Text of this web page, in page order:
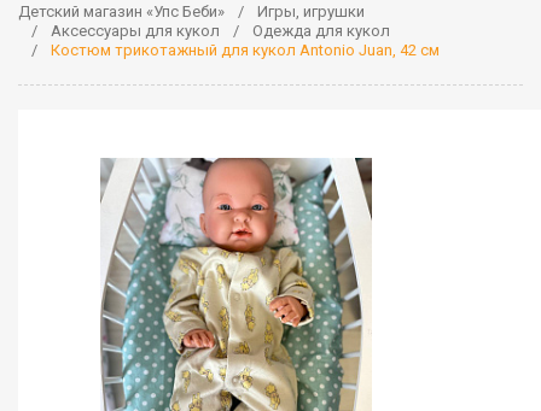
Детский магазин «Упс Беби»
Игры, игрушки
Аксессуары для кукол
Одежда для кукол
Костюм трикотажный для кукол Antonio Juan, 42 см